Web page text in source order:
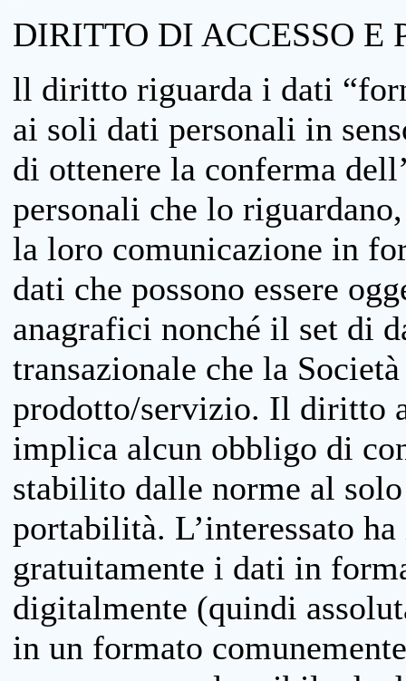
DIRITTO DI ACCESSO
ll diritto riguarda i dati
ai soli dati personali in
di ottenere la conferma
personali che lo
la loro comunicazione in
dati che possono essere
anagrafici nonché il set di
transazionale che la
prodotto/servizio. Il diritto
implica alcun obbligo di
stabilito dalle norme al
portabilità. L’interessato
gratuitamente i dati in
digitalmente (quindi
in un formato